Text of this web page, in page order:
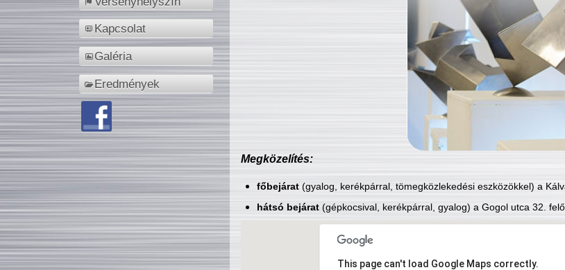
Kapcsolat
Galéria
Eredmények
Megközelítés:
főbejárat(gyalog, kerékpárral, tömegközlekedési eszközökkel) a
hátsó bejárat(gépkocsival, kerékpárral, gyalog) a Gogol utca 32.
This page can't load Google Maps correctly.